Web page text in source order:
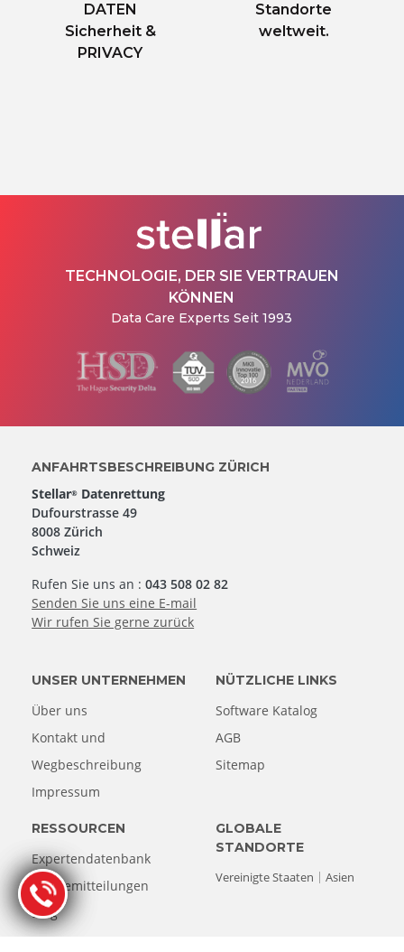
DATEN
Sicherheit &
PRIVACY
Standorte
weltweit.
TECHNOLOGIE, DER SIE VERTRAUEN
KÖNNEN
Data Care Experts Seit 1993
ANFAHRTSBESCHREIBUNG ZÜRICH
Stellar® Datenrettung
Dufourstrasse 49
8008 Zürich
Schweiz
Rufen Sie uns an :043 508 02 82
Senden Sie uns eine E-mail
Wir rufen Sie gerne zurück
UNSER UNTERNEHMEN
Über uns
Kontakt und
Wegbeschreibung
Impressum
NÜTZLICHE LINKS
Software Katalog
AGB
Sitemap
RESSOURCEN
Expertendatenbank
Pressemitteilungen
Blog
GLOBALE
STANDORTE
Vereinigte Staaten
Asien